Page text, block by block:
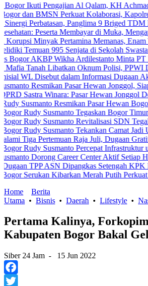
Pengajian Al Qalam, KH Achmad Yaudin
BMSN Perkuat Kolaborasi, Kapolres Ajak
Panglima 9 Briged TDM Kunjungi
Peserta Membayar di Muka, Mengapa Masih
Pertamina Memanas, Enam
995 Senjata di Sekolah Swasta Jakarta
Wikha Ardilestanto Minta PT PMC
Libatkan Oknum Polisi, PPWI Desak
dalam Informasi Dugaan Aktivitas
Pasar Hewan Jonggol, Siapkan
Winara: Pasar Hewan Jonggol Dorong
Resmikan Pasar Hewan Bogor,
Susmanto Tegaskan Bogor Timur
Susmanto Revitalisasi SDN Tegal
Susmanto Tekankan Camat Jadi Ujung
Pertemuan Raja Juli, Dugaan Gratifikasi
Susmanto Percepat Infrastruktur untuk
Career Center Aktif Setiap Hari
ASN Dipangkas Setengah KPK Bidik
Kibarkan Merah Putih Perkuat
Home
Berita
Utama • Bisnis • Daerah • Lifestyle •
Pertama Kalinya,
Kabupaten Bogor Bakal
Siber 24 Jam - 15 Jun 2022
Facebook